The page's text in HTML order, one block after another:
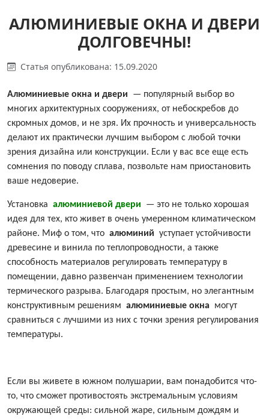
АЛЮМИНИЕВЫЕ ОКНА И ДВЕРИ
ДОЛГОВЕЧНЫ!
Статья опубликована: 15.09.2020
Алюминиевые окна и двери — популярный выбор во
многих архитектурных сооружениях, от небоскребов до
скромных домов, и не зря. Их прочность и универсальность
делают их практически лучшим выбором с любой точки
зрения дизайна или конструкции. Если у вас все еще есть
сомнения по поводу сплава, позвольте нам приостановить
ваше недоверие.
Установка алюминиевой двери — это не только хорошая
идея для тех, кто живет в очень умеренном климатическом
районе. Миф о том, что алюминий уступает устойчивости
древесине и винила по теплопроводности, а также
способность материалов регулировать температуру в
помещении, давно развенчан применением технологии
термического разрыва. Благодаря простым, но элегантным
конструктивным решениям алюминиевые окна могут
сравниться с лучшими из них с точки зрения регулирования
температуры.
Если вы живете в южном полушарии, вам понадобится что-
то, что сможет противостоять экстремальным условиям
окружающей среды: сильной жаре, сильным дождям и